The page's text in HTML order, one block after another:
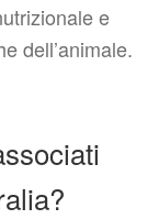
e
dell’animale.